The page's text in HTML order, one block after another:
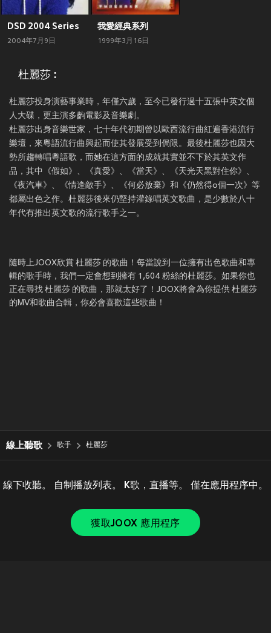
DSD 2004 Series
2004年7月9日
我愛經典系列
1999年3月16日
杜麗莎 :
杜麗莎投身演藝事業時，年僅六歲，至今已發行過十五張中英文個
人大碟，更主演多齣電影及音樂劇。
杜麗莎出身音樂世家，七十年代初期曾以歐西流行曲紅遍香港流行
樂壇，來粵語流行曲興起而使其發展受到侷限。最後杜麗莎也因大
勢所趨轉唱粵語歌，而她在這方面的成就其實並不下於其英文作
品，其中《假如》、《真愛》、《當天》、《天光天黑對住你》、
《夜汽車》、《情逢敵手》、《何必放棄》和《仍然得o個一次》等
都屬出色之作。杜麗莎後來仍堅持灌錄唱英文歌曲，是少數於八十
年代有推出英文歌的流行歌手之一。
隨時上JOOX欣賞 杜麗莎 的歌曲！每當說到一位擁有出色歌曲和專
輯的歌手時，我們一定會想到擁有 1,604 粉絲的杜麗莎。如果你也
正在尋找 杜麗莎 的歌曲，那就太好了！JOOX將會為你提供 杜麗莎
的MV和歌曲合輯，你必會喜歡這些歌曲！
線上聽歌 歌手 杜麗莎
線下收聽。 自制播放列表。 K歌，直播等。 僅在應用程序中。
獲取JOOX 應用程序